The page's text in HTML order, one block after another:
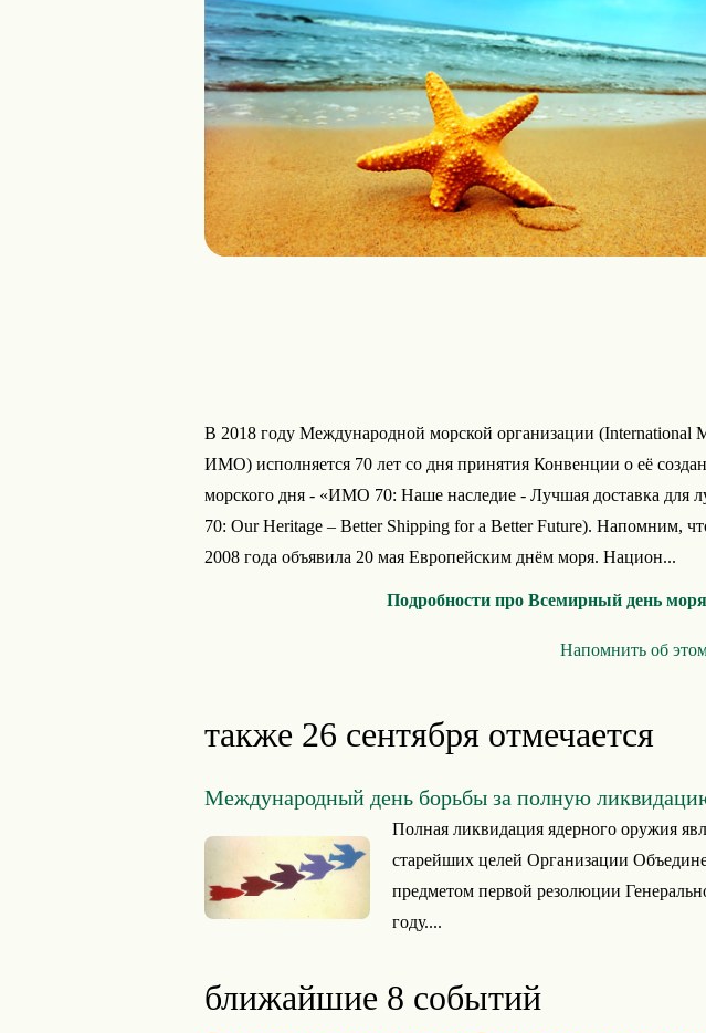
В 2018 году Международной морской организации (International
ИМО) исполняется 70 лет со дня принятия Конвенции о её
морского дня - «ИМО 70: Наше наследие - Лучшая доставка для
70: Our Heritage – Better Shipping for a Better Future). Напомним,
2008 года объявила 20 мая Европейским днём моря. Национ...
Подробности про Всемирный день
Напомнить об
также 26 сентября отмечается
Международный день борьбы за полную
Полная ликвидация ядерного оружия
старейших целей Организации
предметом первой резолюции
году....
ближайшие 8 событий